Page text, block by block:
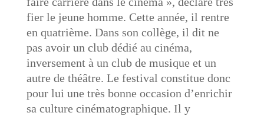
fier le jeune homme. Cette année, il rentre
en quatrième. Dans son collège, il dit ne
pas avoir un club dédié au cinéma,
inversement à un club de musique et un
autre de théâtre. Le festival constitue donc
pour lui une très bonne occasion d’enrichir
sa culture cinématographique. Il y